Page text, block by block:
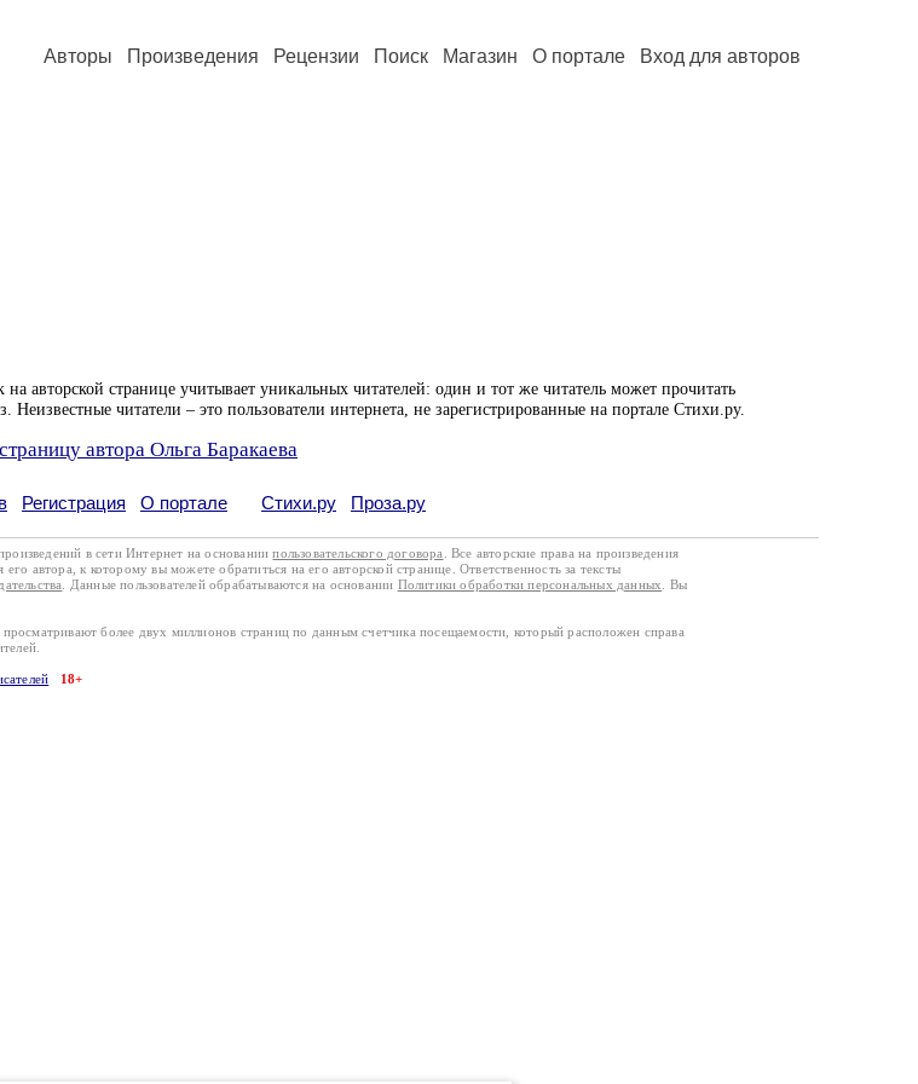
Авторы Произведения Рецензии Поиск Магазин О портале Вход для авторов
авторской странице учитывает уникальных читателей: один и тот же читатель может прочитать
читатели – это пользователи интернета, не зарегистрированные на портале Стихи.ру.
автора Ольга Баракаева
Регистрация О портале Стихи.ру Проза.ру
в сети Интернет на основаниипользовательского договора
. Все авторские права на произведения
его автора, к которому вы можете обратиться на его авторской странице. Ответственность за тексты
. Данные пользователей обрабатываются на основании Политики обработки персональных данных
. Вы
более двух миллионов страниц по данным счетчика посещаемости, который расположен справа
18+